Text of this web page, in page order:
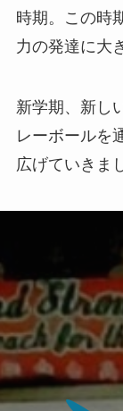
時期。この時
力の発達に大
新学期、新し
レーボールを
広げていきま